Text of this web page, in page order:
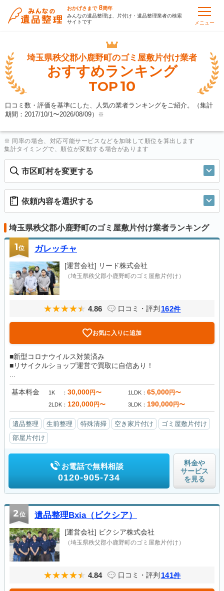
おかげさまで 8周年
みんなの遺品整理は、片付け・遺品整理業者の検索
サイトです
メニュー
埼玉県秩父郡小鹿野町のゴミ屋敷片付け業者
おすすめランキング
TOP10
口コミ数・評価を基準にした、人気の業者ランキングをご紹介。（集計
期間：2017/10/1〜2026/08/09） ※
※ 同率の場合、対応可能サービスなどを加味して順位を算出します
集計タイミングで、順位が変動する場合があります
市区町村を変更する
依頼内容を選択する
埼玉県秩父郡小鹿野町のゴミ屋敷片付け業者ランキング
1位 ガレッチャ
[運営会社] リード株式会社
（埼玉県秩父郡小鹿野町のゴミ屋敷片付け）
4.86 口コミ・評判 162件
お気に入りに追加
■新型コロナウイルス対策済み
■リサイクルショップ運営で買取に自信あり！
基本料金 1K 30,000円〜 1LDK 65,000円〜
2LDK 120,000円〜 3LDK 190,000円〜
遺品整理 生前整理 特殊清掃 空き家片付け
ゴミ屋敷片付け
部屋片付け
お電話で無料相談
0120-905-734
料金や
サービス
を見る
2位 遺品整理Bxia（ビクシア）
[運営会社] ビクシア株式会社
（埼玉県秩父郡小鹿野町のゴミ屋敷片付け）
4.84 口コミ・評判 141件